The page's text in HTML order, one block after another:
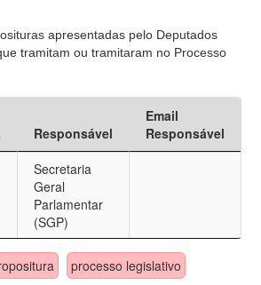
apresentadas pelo Deputados
tramitam ou tramitaram no Processo
Responsável
Email
Responsável
Secretaria
Geral
Parlamentar
(SGP)
processo legislativo